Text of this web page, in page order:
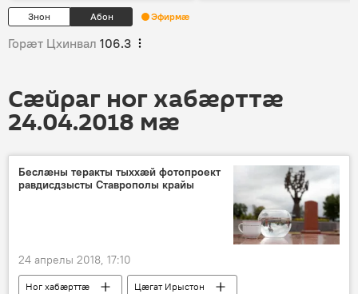
Знон Абон Эфирмæ
Горӕт Цхинвал 106.3
Сӕйраг ног хабӕрттӕ
24.04.2018 мӕ
Беслæны теракты тыххæй фотопроект
равдисдзысты Ставрополы крайы
24 апрелы 2018, 17:10
Ног хабӕрттӕ Цӕгат Ирыстон